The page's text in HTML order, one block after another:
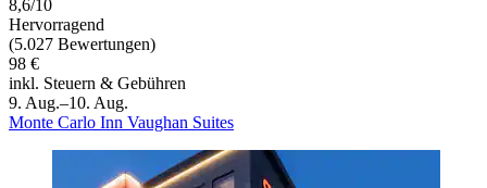
8,6/10
Hervorragend
(5.027 Bewertungen)
98 €
inkl. Steuern & Gebühren
9. Aug.–10. Aug.
Monte Carlo Inn Vaughan Suites